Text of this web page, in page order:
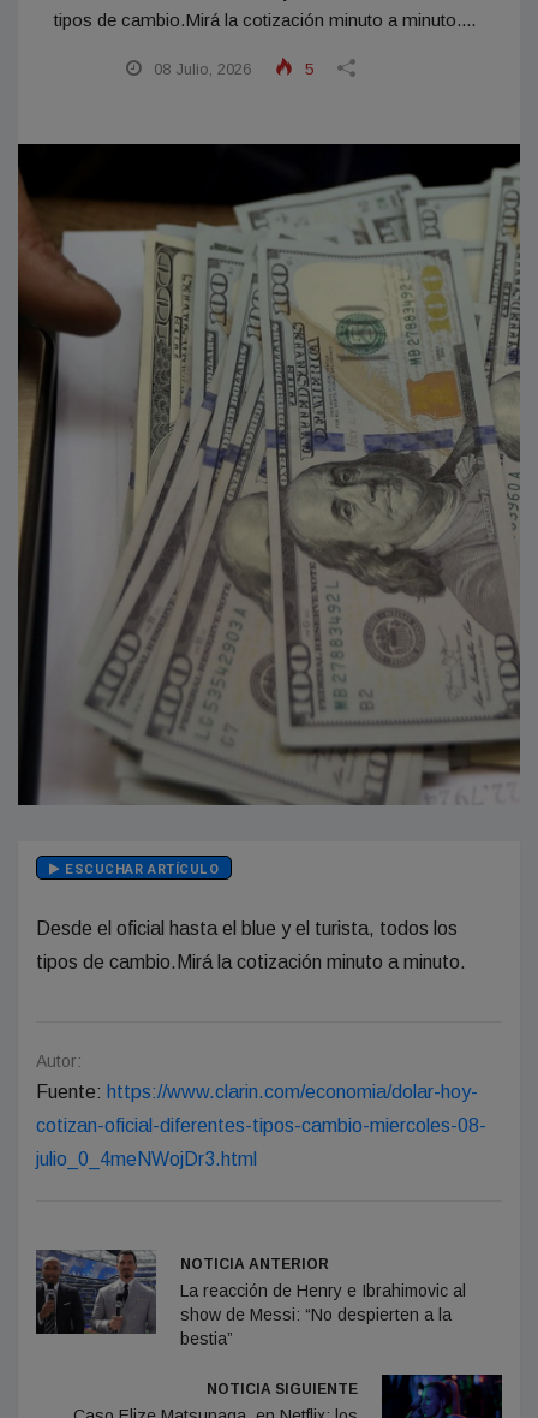
tipos de cambio.Mirá la cotización minuto a minuto....
08 Julio, 2026 5
ESCUCHAR ARTÍCULO
Desde el oficial hasta el blue y el turista, todos los
tipos de cambio.Mirá la cotización minuto a minuto.
Autor:
Fuente: https://www.clarin.com/economia/dolar-hoy-
cotizan-oficial-diferentes-tipos-cambio-miercoles-08-
julio_0_4meNWojDr3.html
NOTICIA ANTERIOR
La reacción de Henry e Ibrahimovic al
show de Messi: “No despierten a la
bestia”
NOTICIA SIGUIENTE